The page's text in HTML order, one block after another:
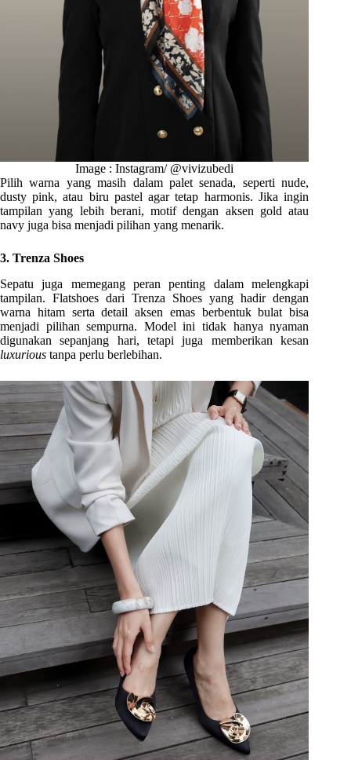
Image : Instagram/ @vivizubedi
Pilih warna yang masih dalam palet senada, seperti nude,
dusty pink, atau biru pastel agar tetap harmonis. Jika ingin
tampilan yang lebih berani, motif dengan aksen gold atau
navy juga bisa menjadi pilihan yang menarik.
3. Trenza Shoes
Sepatu juga memegang peran penting dalam melengkapi
tampilan. Flatshoes dari Trenza Shoes yang hadir dengan
warna hitam serta detail aksen emas berbentuk bulat bisa
menjadi pilihan sempurna. Model ini tidak hanya nyaman
digunakan sepanjang hari, tetapi juga memberikan kesan
luxurious tanpa perlu berlebihan.